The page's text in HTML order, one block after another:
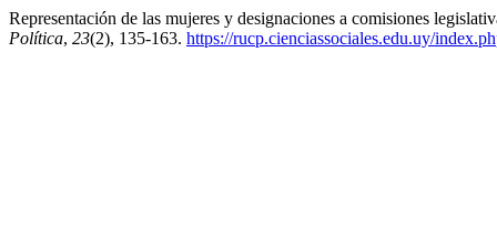
Representación de las mujeres y designaciones a comisiones
Política, 23(2), 135-163. https://rucp.cienciassociales.edu.uy/